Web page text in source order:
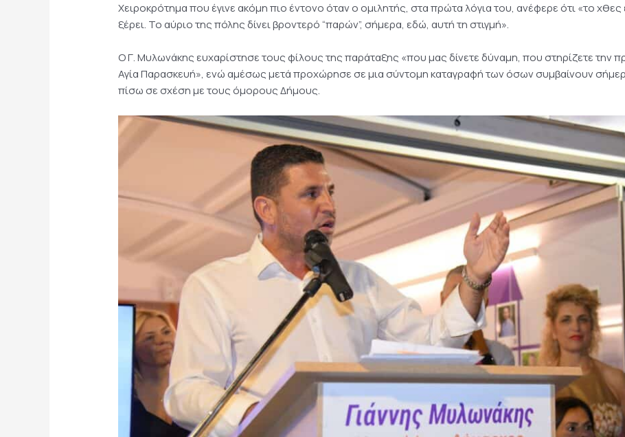
Χειροκρότημα που έγινε ακόμη πιο έντονο όταν ο ομιλητής, στα πρώτα λόγια του, ανέφερε ότι «το χθες
ξέρει. Το αύριο της πόλης δίνει βροντερό “παρών”, σήμερα, εδώ, αυτή τη στιγμή».
Ο Γ. Μυλωνάκης ευχαρίστησε τους φίλους της παράταξης «που μας δίνετε δύναμη, που στηρίζετε την
Αγία Παρασκευή», ενώ αμέσως μετά προχώρησε σε μια σύντομη καταγραφή των όσων συμβαίνουν
πίσω σε σχέση με τους όμορους Δήμους.